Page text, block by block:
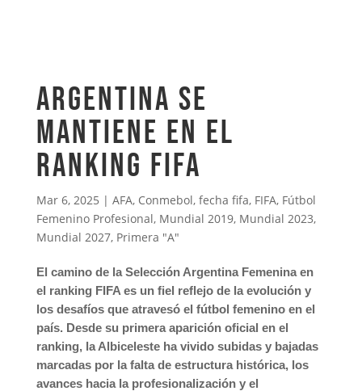
ARGENTINA SE
MANTIENE EN EL
RANKING FIFA
Mar 6, 2025 | AFA, Conmebol, fecha fifa, FIFA, Fútbol
Femenino Profesional, Mundial 2019, Mundial 2023,
Mundial 2027, Primera "A"
El camino de la Selección Argentina Femenina en
el ranking FIFA es un fiel reflejo de la evolución y
los desafíos que atravesó el fútbol femenino en el
país. Desde su primera aparición oficial en el
ranking, la Albiceleste ha vivido subidas y bajadas
marcadas por la falta de estructura histórica, los
avances hacia la profesionalización y el